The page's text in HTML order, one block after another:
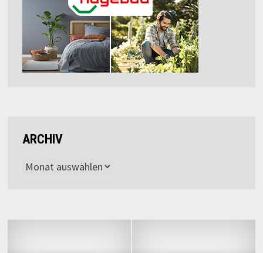
ARCHIV
Archiv